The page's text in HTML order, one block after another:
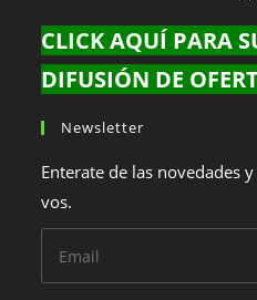
CLICK AQUÍ PARA
DIFUSIÓN DE
Newsletter
Enterate de las novedades
vos.